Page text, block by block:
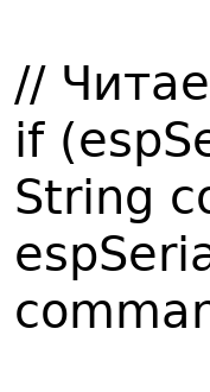
//
if
String